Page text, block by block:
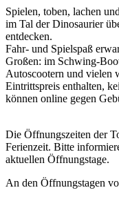
Spielen, toben, lachen
im Tal der Dinosaurier
entdecken.
Fahr- und Spielspaß
Großen: im Schwing-
Autoscootern und vielen
Eintrittspreis enthalten,
können online gegen
Die Öffnungszeiten der
Ferienzeit. Bitte
aktuellen Öffnungstage.
An den Öffnungstagen